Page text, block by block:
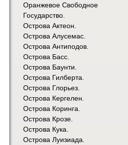
Оранжевое Свободное
Государство.
Острова Актеон.
Острова Алусемас.
Острова Антиподов.
Острова Басс.
Острова Баунти.
Острова Гилберта.
Острова Глорьез.
Острова Кергелен.
Острова Коринга.
Острова Крозе.
Острова Кука.
Острова Луизиада.